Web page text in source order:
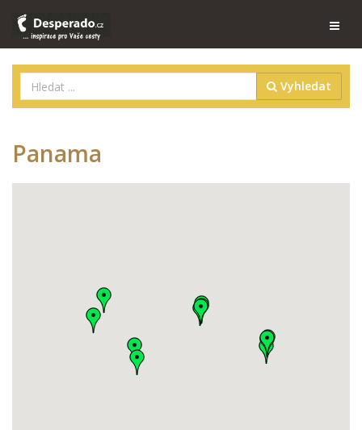
Vyhledat
Panama